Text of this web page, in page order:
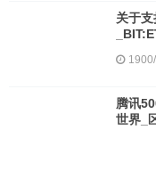
关于
腾讯
世界_